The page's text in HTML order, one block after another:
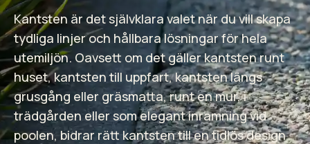
Kantsten är det självklara valet när du vill skapa
tydliga linjer och hållbara lösningar för hela
utemiljön. Oavsett om det gäller kantsten runt
huset, kantsten till uppfart, kantsten längs
grusgång eller gräsmatta, runt en mur, i
trädgården eller som elegant inramning vid
poolen, bidrar rätt kantsten till en tidlös design